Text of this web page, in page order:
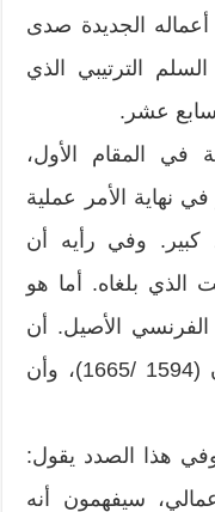
أعماله الجديدة صدى
الترتيبي الذي
عشر.
في المقام الأول،
نهاية الأمر عملية
كبير. وفي رأيه أن
الذي بلغاه. أما هو
الأصيل. أن
يكون الابن الروحي لنيكولا بوسّان (1594 /1665)، وأن
هذا الصدد يقول:
سيفهمون أنه